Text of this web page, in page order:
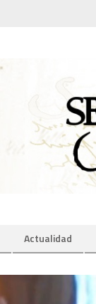
Actualidad